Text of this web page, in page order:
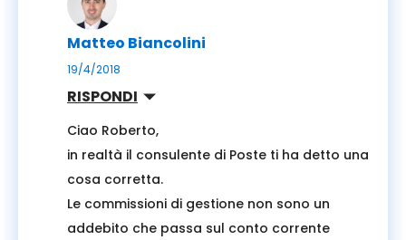
Matteo Biancolini
19/4/2018
RISPONDI
Ciao Roberto,
in realtà il consulente di Poste ti ha detto una
cosa corretta.
Le commissioni di gestione non sono un
addebito che passa sul conto corrente